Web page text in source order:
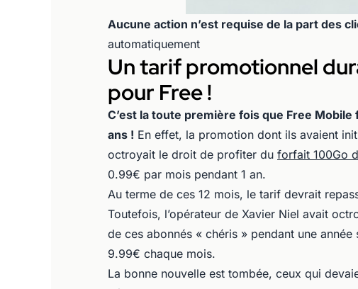
Aucune action n’est requise de la part des
automatiquement
Un tarif promotionnel
pour Free !
C’est la toute première fois que Free
ans ! En effet, la promotion dont ils avaient
octroyait le droit de profiter du forfait 100Go
0.99€ par mois pendant 1 an.
Au terme de ces 12 mois, le tarif devrait
Toutefois, l’opérateur de Xavier Niel avait
de ces abonnés « chéris » pendant une
9.99€ chaque mois.
La bonne nouvelle est tombée, ceux qui